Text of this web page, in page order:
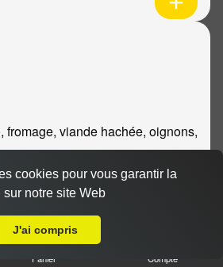
fromage, viande hachée, oignons,
Panier Compte
cookies pour vous garantir la
notre site Web
J'ai compris